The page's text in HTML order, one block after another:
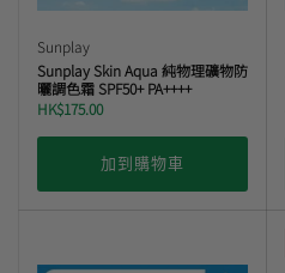
Sunplay
Sunplay Skin Aqua 純物理礦物防
曬調色霜 SPF50+ PA++++
HK$175.00
加到購物車